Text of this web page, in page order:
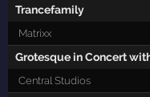
Trancefamily
Matrixx
Grotesque in Concert
Central Studios